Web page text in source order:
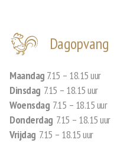
Dagopvang
Maandag 7.15 – 18.15 uur
Dinsdag 7.15 – 18.15 uur
Woensdag 7.15 – 18.15 uur
Donderdag 7.15 – 18.15 uur
Vrijdag 7.15 – 18.15 uur